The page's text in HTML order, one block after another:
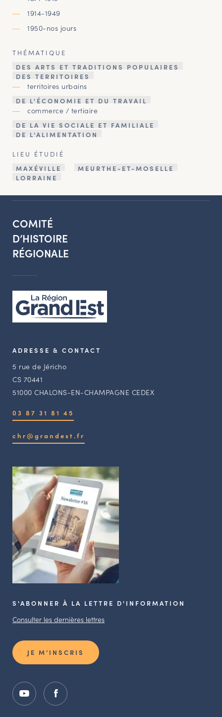
1914-1949
1950-nos jours
THÉMATIQUE
DES ARTS ET TRADITIONS POPULAIRES
DES TERRITOIRES
territoires urbains
DE L'ÉCONOMIE ET DU TRAVAIL
commerce / tertiaire
DE LA VIE SOCIALE ET FAMILIALE
DE L'ALIMENTATION
LIEU ÉTUDIÉ
MAXÉVILLE
MEURTHE-ET-MOSELLE
LORRAINE
COMITÉ
D’HISTOIRE
RÉGIONALE
ADRESSE & CONTACT
5 rue de Jéricho
CS 70441
51000 CHALONS-EN-CHAMPAGNE CEDEX
03 87 31 81 45
chr@grandest.fr
S'ABONNER À LA LETTRE D'INFORMATION
Consulter les dernières lettres
JE M’INSCRIS